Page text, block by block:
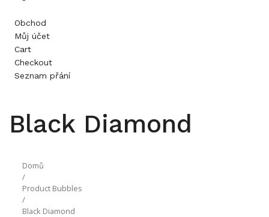
Obchod
Můj účet
Cart
Checkout
Seznam přání
Black Diamond
Domů
/
Product Bubbles
/
Black Diamond